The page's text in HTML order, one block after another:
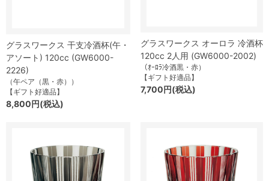
グラスワークス 干支冷酒杯(午・
アソート) 120cc (GW6000-
2226)
（午ペア（黒・赤））
【ギフト好適品】
8,800円(税込)
グラスワークス オーロラ 冷酒杯
120cc 2人用 (GW6000-2002)
（ｵｰﾛﾗ冷酒黒・赤）
【ギフト好適品】
7,700円(税込)